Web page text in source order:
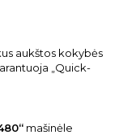
aukštos kokybės
„Quick-
mašinėle